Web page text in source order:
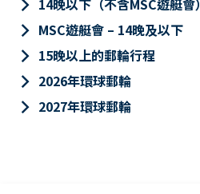
14晚以下（不含MSC遊艇會）
keyboard_arrow_right MSC遊艇會 – 14晚及以下
keyboard_arrow_right 15晚以上的郵輪行程
keyboard_arrow_right 2026年環球郵輪
keyboard_arrow_right 2027年環球郵輪